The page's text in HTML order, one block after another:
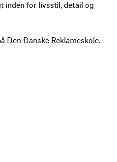
inden for livsstil, detail og
Den Danske Reklameskole.